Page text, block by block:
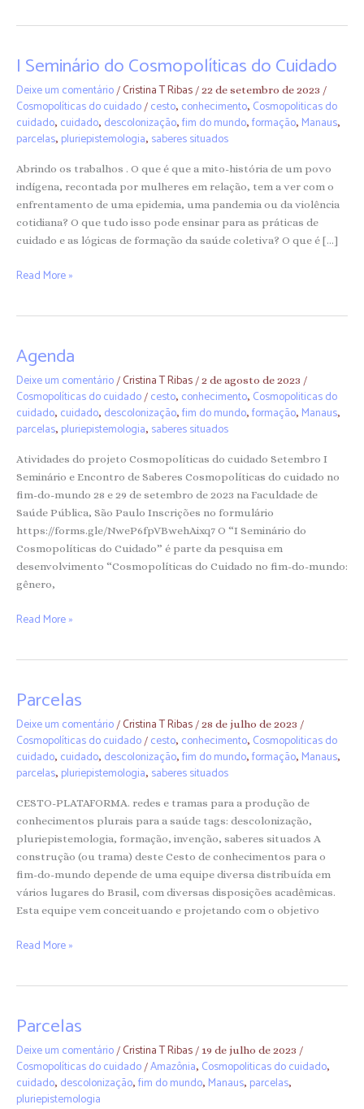
I Seminário do Cosmopolíticas do Cuidado
Deixe um comentário / Cristina T Ribas / 22 de setembro de 2023 /
Cosmopolíticas do cuidado / cesto, conhecimento, Cosmopoliticas do
cuidado, cuidado, descolonização, fim do mundo, formação, Manaus,
parcelas, pluriepistemologia, saberes situados
Abrindo os trabalhos . O que é que a mito-história de um povo
indígena, recontada por mulheres em relação, tem a ver com o
enfrentamento de uma epidemia, uma pandemia ou da violência
cotidiana? O que tudo isso pode ensinar para as práticas de
cuidado e as lógicas de formação da saúde coletiva? O que é […]
do
Cosmopolíticas
do
Read More »
Agenda
Deixe um comentário / Cristina T Ribas / 2 de agosto de 2023 /
Cosmopolíticas do cuidado / cesto, conhecimento, Cosmopoliticas do
cuidado, cuidado, descolonização, fim do mundo, formação, Manaus,
parcelas, pluriepistemologia, saberes situados
Atividades do projeto Cosmopolíticas do cuidado Setembro I
Seminário e Encontro de Saberes Cosmopolíticas do cuidado no
fim-do-mundo 28 e 29 de setembro de 2023 na Faculdade de
Saúde Pública, São Paulo Inscrições no formulário
https://forms.gle/NweP6fpVBwehAixq7 O “I Seminário do
Cosmopolíticas do Cuidado” é parte da pesquisa em
desenvolvimento “Cosmopolíticas do Cuidado no fim-do-mundo:
gênero,
Agenda
Read More »
Parcelas
Deixe um comentário / Cristina T Ribas / 28 de julho de 2023 /
Cosmopolíticas do cuidado / cesto, conhecimento, Cosmopoliticas do
cuidado, cuidado, descolonização, fim do mundo, formação, Manaus,
parcelas, pluriepistemologia, saberes situados
CESTO-PLATAFORMA. redes e tramas para a produção de
conhecimentos plurais para a saúde tags: descolonização,
pluriepistemologia, formação, invenção, saberes situados A
construção (ou trama) deste Cesto de conhecimentos para o
fim-do-mundo depende de uma equipe diversa distribuída em
vários lugares do Brasil, com diversas disposições acadêmicas.
Esta equipe vem conceituando e projetando com o objetivo
Parcelas
Read More »
Parcelas
Deixe um comentário / Cristina T Ribas / 19 de julho de 2023 /
Cosmopolíticas do cuidado / Amazônia, Cosmopoliticas do cuidado,
cuidado, descolonização, fim do mundo, Manaus, parcelas,
pluriepistemologia
Parcelas